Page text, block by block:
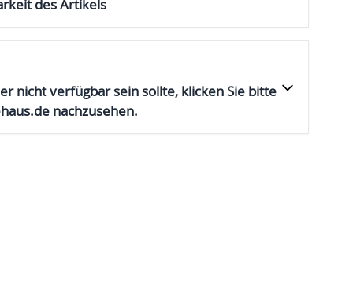
des Artikels
nicht verfügbar sein sollte, klicken Sie bitte
nachzusehen.